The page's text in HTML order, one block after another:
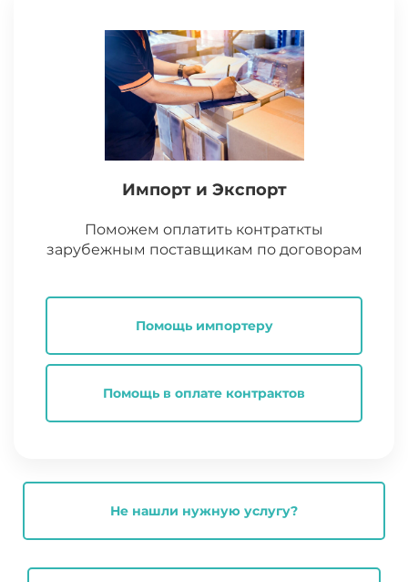
Импорт и Экспорт
Поможем оплатить контраткты
зарубежным поставщикам по договорам
Помощь импортеру
Помощь в оплате контрактов
Не нашли нужную услугу?